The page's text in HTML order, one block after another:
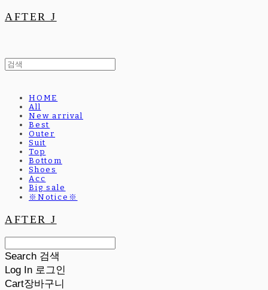
AFTER J
HOME
All
New arrival
Best
Outer
Suit
Top
Bottom
Shoes
Acc
Big sale
※Notice※
AFTER J
Search 검색
Log In 로그인
Cart장바구니